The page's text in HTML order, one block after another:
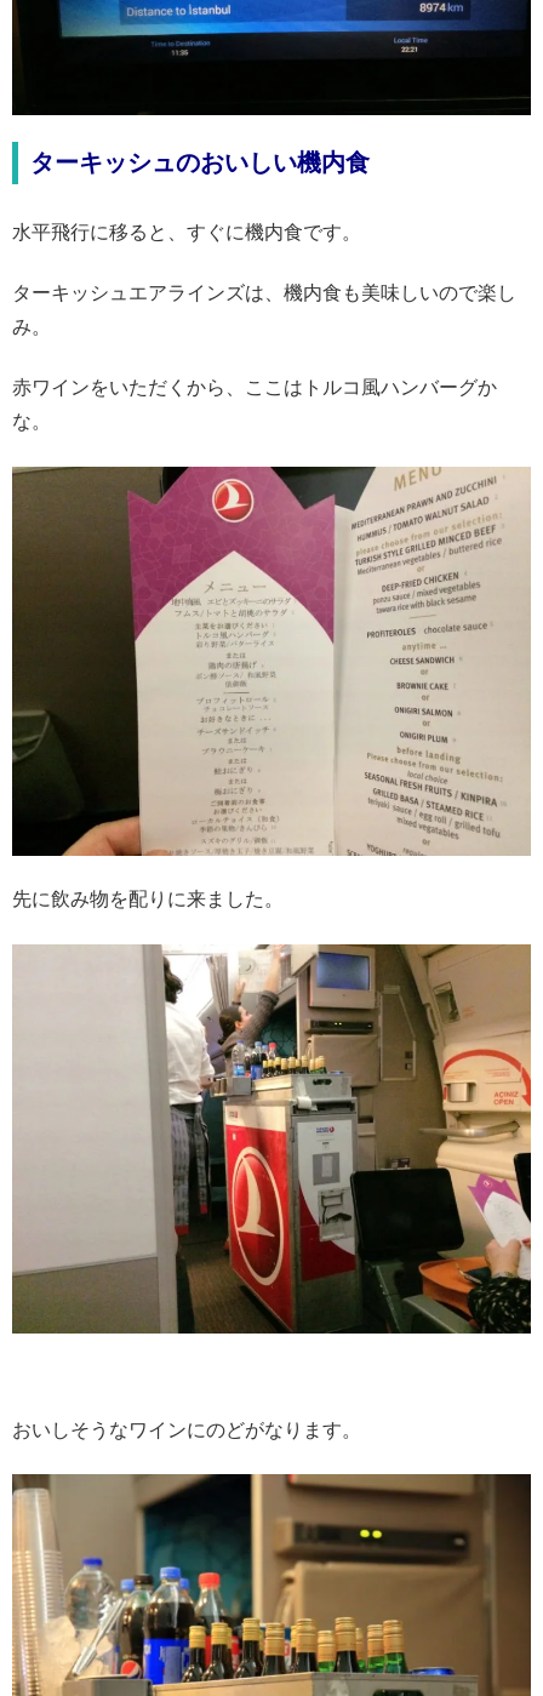
ターキッシュのおいしい機内食
水平飛行に移ると、すぐに機内食です。
ターキッシュエアラインズは、機内食も美味しいので楽し
み。
赤ワインをいただくから、ここはトルコ風ハンバーグか
な。
先に飲み物を配りに来ました。
おいしそうなワインにのどがなります。